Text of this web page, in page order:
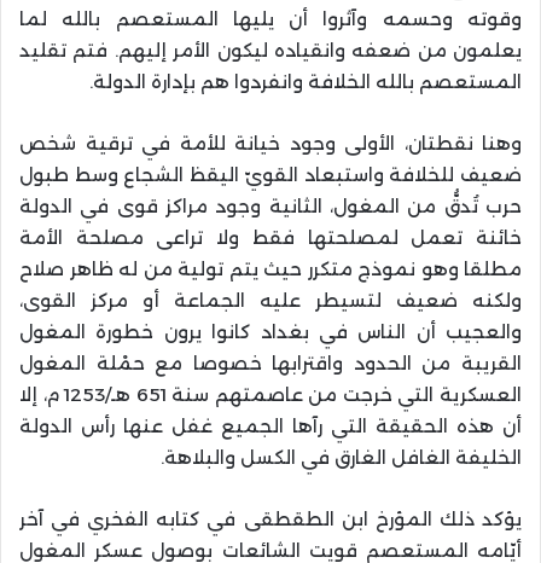
وقوته وحسمه وآثروا أن يليها المستعصم بالله لما
يعلمون من ضعفه وانقياده ليكون الأمر إليهم. فتم تقليد
المستعصم بالله الخلافة وانفردوا هم بإدارة الدولة.
وهنا نقطتان، الأولى وجود خيانة للأمة في ترقية شخص
ضعيف للخلافة واستبعاد القويّ اليقظ الشجاع وسط طبول
حرب تُدقُّ من المغول، الثانية وجود مراكز قوى في الدولة
خائنة تعمل لمصلحتها فقط ولا تراعى مصلحة الأمة
مطلقا وهو نموذج متكرر حيث يتم تولية من له ظاهر صلاح
ولكنه ضعيف لتسيطر عليه الجماعة أو مركز القوى،
والعجيب أن الناس في بغداد كانوا يرون خطورة المغول
القريبة من الحدود واقترابها خصوصا مع حمْلة المغول
العسكرية التي خرجت من عاصمتهم سنة 651 هـ/1253 م، إلا
أن هذه الحقيقة التي رآها الجميع غفل عنها رأس الدولة
الخليفة الغافل الغارق في الكسل والبلاهة.
يؤكد ذلك المؤرخ ابن الطقطقى في كتابه الفخري في آخر
أيّامه المستعصم قويت الشائعات بوصول عسكر المغول